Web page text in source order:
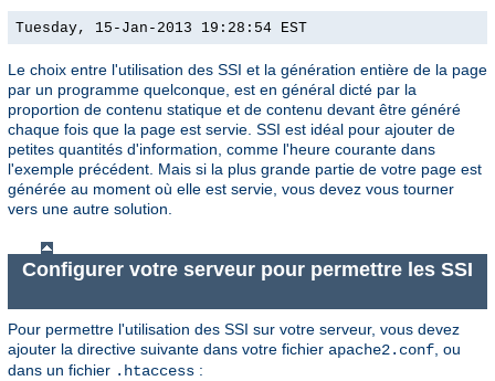
Tuesday, 15-Jan-2013 19:28:54 EST
Le choix entre l'utilisation des SSI et la génération entière de la page
par un programme quelconque, est en général dicté par la
proportion de contenu statique et de contenu devant être généré
chaque fois que la page est servie. SSI est idéal pour ajouter de
petites quantités d'information, comme l'heure courante dans
l'exemple précédent. Mais si la plus grande partie de votre page est
générée au moment où elle est servie, vous devez vous tourner
vers une autre solution.
Configurer votre serveur pour permettre les SSI
Pour permettre l'utilisation des SSI sur votre serveur, vous devez
ajouter la directive suivante dans votre fichier apache2.conf , ou
dans un fichier .htaccess :